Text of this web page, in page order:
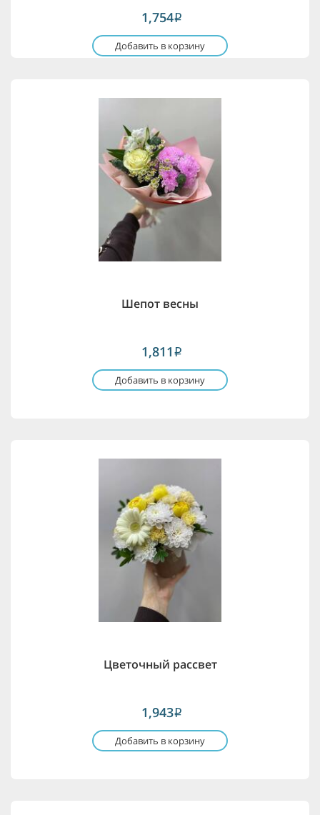
1,754i
Добавить в корзину
Шепот весны
1,811 i
Добавить в корзину
Цветочный рассвет
1,943i
Добавить в корзину